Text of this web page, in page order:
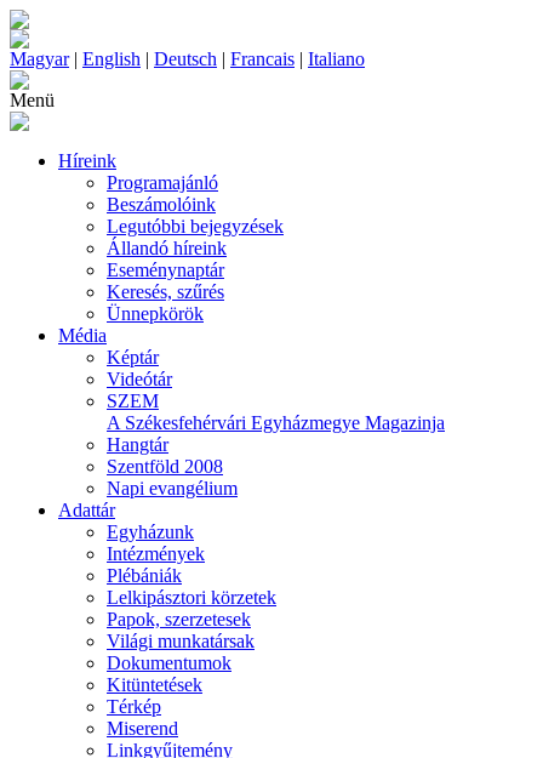
Magyar| English | Deutsch | Francais | Italiano
Menü
Híreink
Programajánló
Beszámolóink
Legutóbbi bejegyzések
Állandó híreink
Eseménynaptár
Keresés, szűrés
Ünnepkörök
Média
Képtár
Videótár
SZEM
A Székesfehérvári Egyházmegye Magazinja
Hangtár
Szentföld 2008
Napi evangélium
Adattár
Egyházunk
Intézmények
Plébániák
Lelkipásztori körzetek
Papok, szerzetesek
Világi munkatársak
Dokumentumok
Kitüntetések
Térkép
Miserend
Linkgyűjtemény